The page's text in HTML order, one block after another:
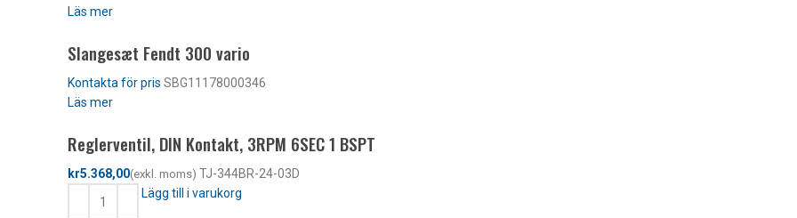
Läs mer
Slangesæt Fendt 300 vario
SBG11178000346
Läs mer
Reglerventil, DIN Kontakt, 3RPM 6SEC 1 BSPT
kr
TJ-344BR-24-03D
Lägg till i varukorg